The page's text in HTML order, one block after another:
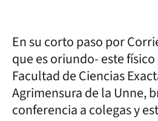
En su corto paso por
que es oriundo- este
Facultad de Ciencias
Agrimensura de la Unne,
conferencia a colegas y